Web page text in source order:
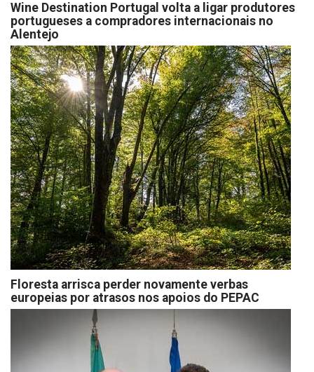
Wine Destination Portugal volta a ligar produtores
portugueses a compradores internacionais no
Alentejo
Floresta arrisca perder novamente verbas
europeias por atrasos nos apoios do PEPAC